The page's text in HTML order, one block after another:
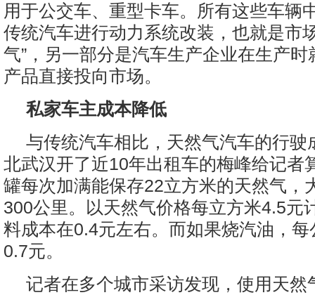
用于公交车、重型卡车。所有这些车辆
传统汽车进行动力系统改装，也就是市
气”，另一部分是汽车生产企业在生产
产品直接投向市场。
私家车主成本降低
与传统汽车相比，天然气汽车的行驶
北武汉开了近10年出租车的梅峰给记者
罐每次加满能保存22立方米的天然气，
300公里。以天然气价格每立方米4.5元
料成本在0.4元左右。而如果烧汽油，
0.7元。
记者在多个城市采访发现，使用天然